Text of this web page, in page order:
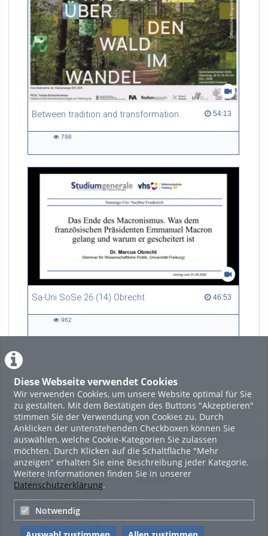
Diese Webseite verwendet Cookies
Wir verwenden Cookies, um unsere Website optimal für Sie
zu gestalten. Mit dem Bestätigen des Buttons "Akzeptieren"
stimmen Sie der Verwendung von Cookies zu. Durch
Anklicken der untenstehenden Checkboxen können Sie
auswählen, welche Cookie-Kategorien Sie zulassen
möchten. Durch Klicken auf die Schaltfläche "Mehr
anzeigen" erhalten Sie eine Beschreibung jeder Kategorie.
Weitere Informationen finden Sie in unserer
Datenschutzerklärung.
Notwendig
Between tradition and transformation: how owners, advisers and institutions co-create knowledge for resilient forests in Europe 54:13
54:13 duration
798
Sa-Uni SoSe 26 (14) Obrecht 46:53
46:53 duration
962
LADE MEHR
Featured
Beliebtheit
Legal Info
Nutzungsbedingungen
Datenschutzerklärung
Links
Sitemap